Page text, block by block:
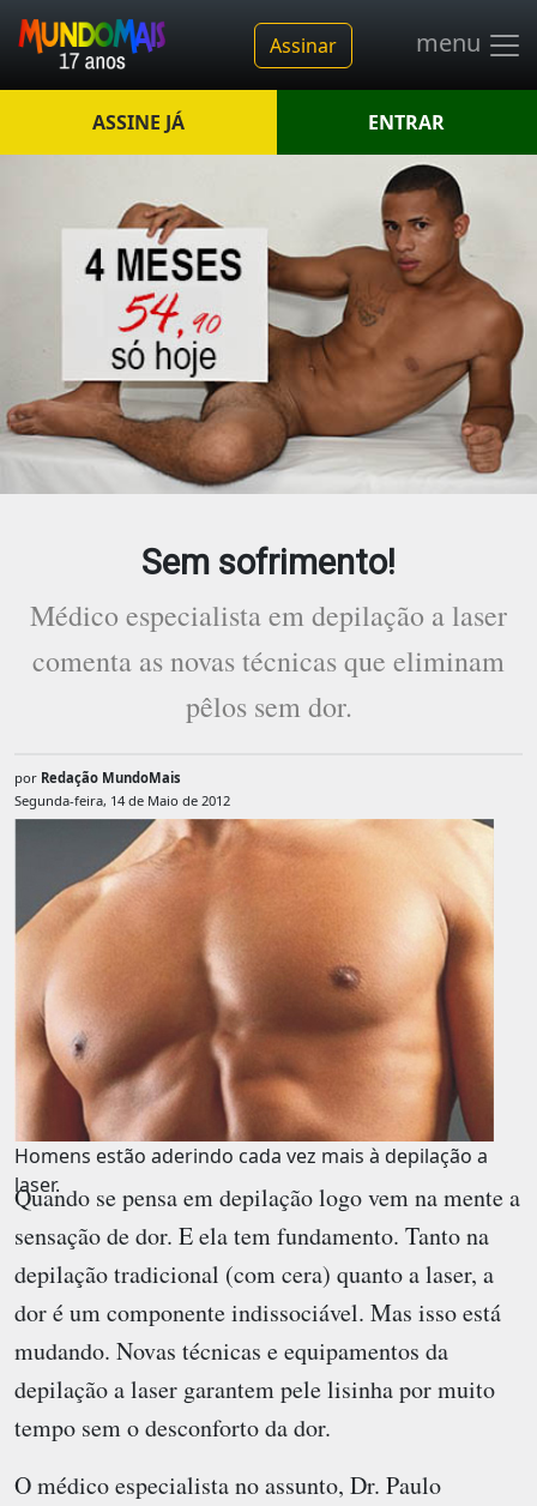
Assinar menu
ASSINE JÁ ENTRAR
Sem sofrimento!
Médico especialista em depilação a laser
comenta as novas técnicas que eliminam
pêlos sem dor.
por Redação MundoMais
Segunda-feira, 14 de Maio de 2012
Homens estão aderindo cada vez mais à depilação a
laser.
Quando se pensa em depilação logo vem na mente a
sensação de dor. E ela tem fundamento. Tanto na
depilação tradicional (com cera) quanto a laser, a
dor é um componente indissociável. Mas isso está
mudando. Novas técnicas e equipamentos da
depilação a laser garantem pele lisinha por muito
tempo sem o desconforto da dor.
O médico especialista no assunto, Dr. Paulo